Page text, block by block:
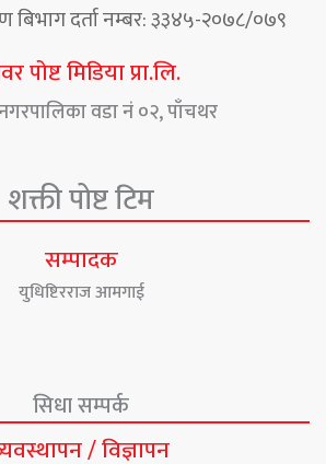
बिभाग दर्ता नम्बर: ३३४५-२०७८/०७९
पोष्ट मिडिया प्रा.लि.
वडा नं ०२, पाँचथर
शक्ती पोष्ट टिम
सम्पादक
युधिष्टिरराज आमगाई
सिधा सम्पर्क
/ विज्ञापन